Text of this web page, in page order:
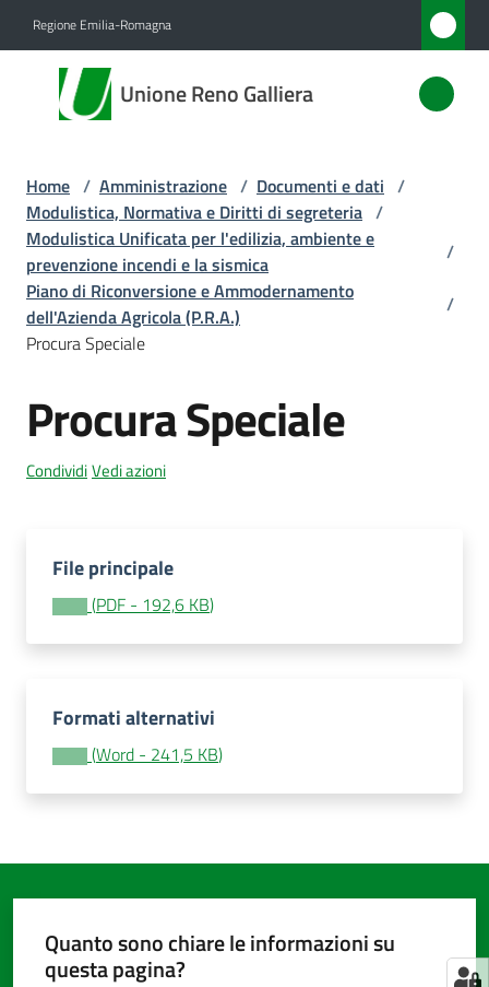
Regione Emilia-Romagna
Unione Reno Galliera
Unione
Reno
Amministrazione
Menu selezionato
Novità
Servizi
Vivere
l'Unione
Amministrazione
trasparente
argomenti...
Home / Amministrazione / Documenti e dati /
Modulistica, Normativa e Diritti di segreteria /
Modulistica Unificata per l'edilizia, ambiente e
prevenzione incendi e la sismica
/
Piano di Riconversione e Ammodernamento
dell'Azienda Agricola (P.R.A.)
/
Procura Speciale
Procura Speciale
CondividiVedi azioni
File principale
(PDF - 192,6 KB)
Formati alternativi
(Word - 241,5 KB)
Quanto sono chiare le informazioni su
questa pagina?